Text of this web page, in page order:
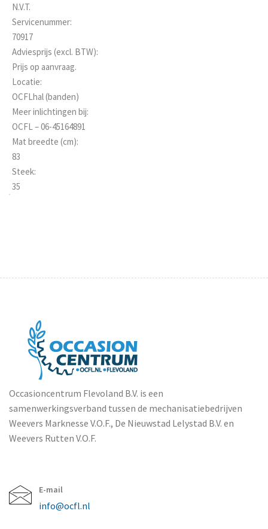
N.V.T.
Servicenummer:
70917
Adviesprijs (excl. BTW):
Prijs op aanvraag.
Locatie:
OCFLhal (banden)
Meer inlichtingen bij:
OCFL – 06-45164891
Mat breedte (cm):
83
Steek:
35
Occasioncentrum Flevoland B.V. is een
samenwerkingsverband tussen de mechanisatiebedrijven
Weevers Marknesse V.O.F., De Nieuwstad Lelystad B.V. en
Weevers Rutten V.O.F.
E-mail
info@ocfl.nl